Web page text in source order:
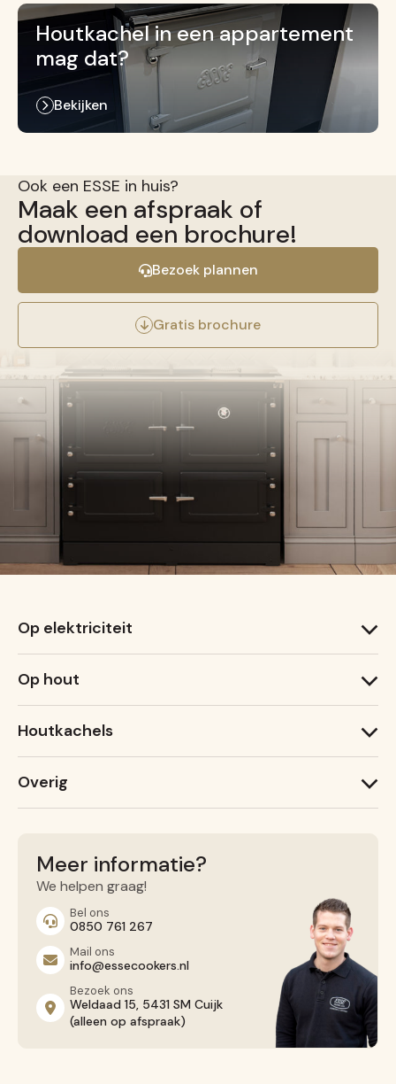
Houtkachel in een appartement
mag dat?
Bekijken
Ook een ESSE in huis?
Maak een afspraak of
download een brochure!
Bezoek plannen
Gratis brochure
Op elektriciteit
1000 X
Op hout
Ironheart
Houtkachels
ESSE 775 B
Overig
Contact opnemen
Algemene voorwaarden
Privacy Beleid
Meer informatie?
We helpen graag!
Bel ons
0850 761 267
Mail ons
info@essecookers.nl
Bezoek ons
Weldaad 15, 5431 SM Cuijk
(alleen op afspraak)